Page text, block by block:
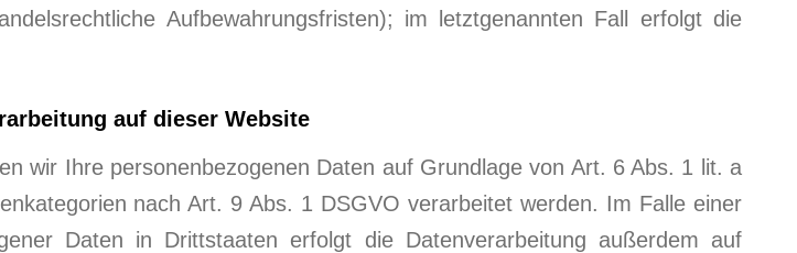
Aufbewahrungsfristen); im letztgenannten Fall erfolgt die
auf dieser Website
wir Ihre personenbezogenen Daten auf Grundlage von Art. 6 Abs. 1 lit. a
nach Art. 9 Abs. 1 DSGVO verarbeitet werden. Im Falle einer
Daten in Drittstaaten erfolgt die Datenverarbeitung außerdem auf